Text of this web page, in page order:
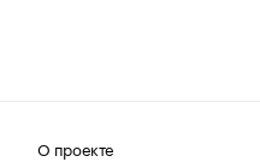
О проекте